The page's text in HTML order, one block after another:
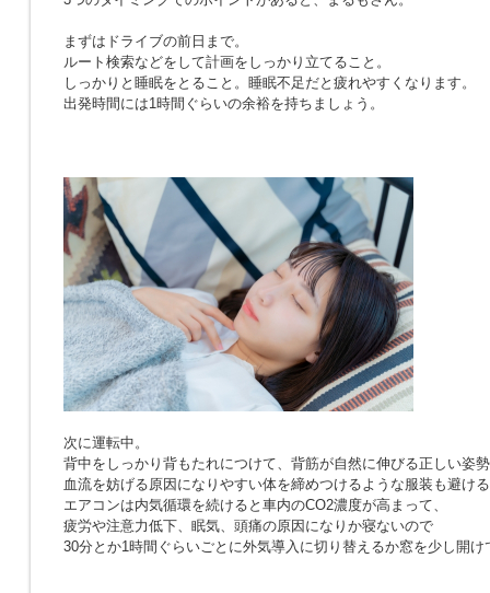
まずはドライブの前日まで。
ルート検索などをして計画をしっかり立てること。
しっかりと睡眠をとること。睡眠不足だと疲れやすくなります。
出発時間には1時間ぐらいの余裕を持ちましょう。
次に運転中。
背中をしっかり背もたれにつけて、背筋が自然に伸びる正しい姿
血流を妨げる原因になりやすい体を締めつけるような服装も避け
エアコンは内気循環を続けると車内のCO2濃度が高まって、
疲労や注意力低下、眠気、頭痛の原因になりか寝ないので
30分とか1時間ぐらいごとに外気導入に切り替えるか窓を少し開け